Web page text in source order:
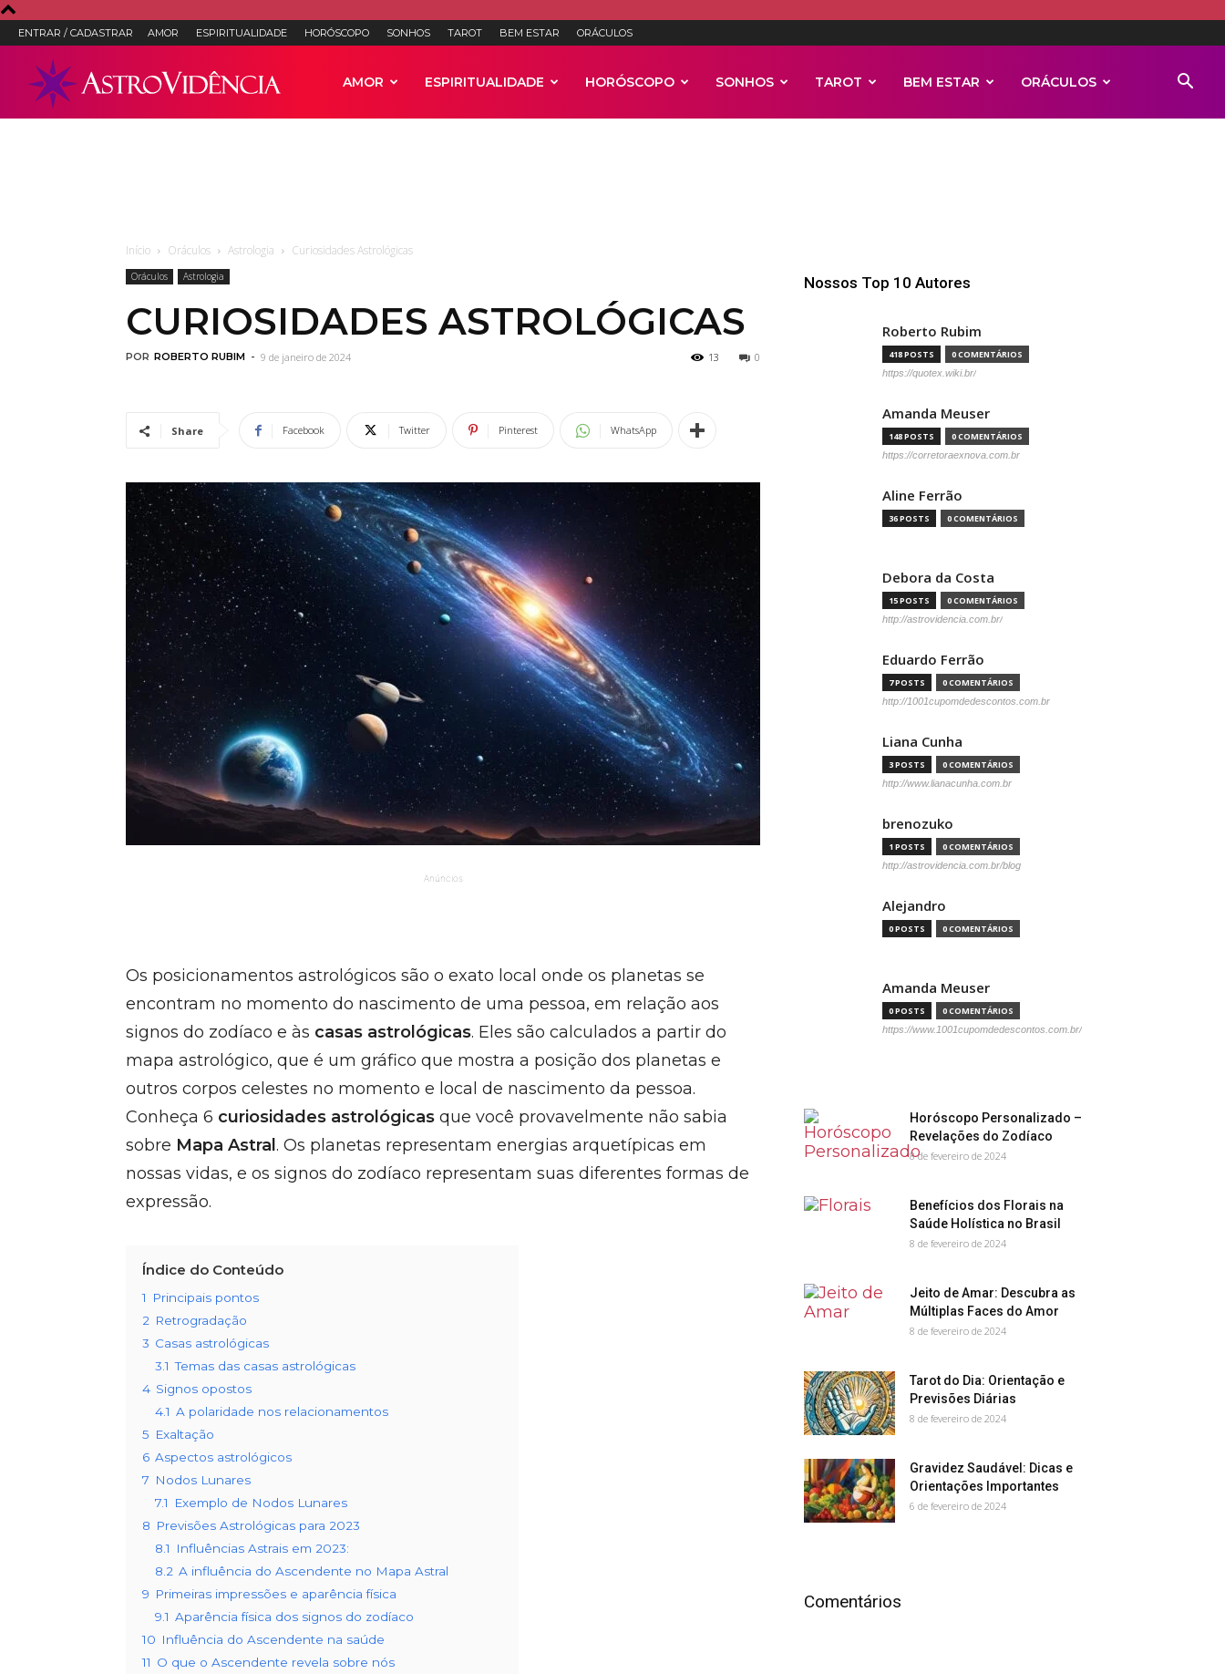
ENTRAR / CADASTRAR AMOR ESPIRITUALIDADE HORÓSCOPO SONHOS TAROT BEM ESTAR ORÁCULOS
AMOR ESPIRITUALIDADE HORÓSCOPO SONHOS TAROT BEM ESTAR ORÁCULOS
Início Oráculos Astrologia Curiosidades Astrológicas
Oráculos Astrologia
CURIOSIDADES ASTROLÓGICAS
POR ROBERTO RUBIM - 9 de janeiro de 2024 0
13
Share Facebook Twitter Pinterest WhatsApp
Anúncios
Os posicionamentos astrológicos são o exato local onde os planetas se
encontram no momento do nascimento de uma pessoa, em relação aos
signos do zodíaco e às casas astrológicas. Eles são calculados a partir do
mapa astrológico, que é um gráfico que mostra a posição dos planetas e
outros corpos celestes no momento e local de nascimento da pessoa.
Conheça 6 curiosidades astrológicas que você provavelmente não sabia
sobre Mapa Astral . Os planetas representam energias arquetípicas em
nossas vidas, e os signos do zodíaco representam suas diferentes formas de
expressão.
Índice do Conteúdo
1
Principais pontos
2 Retrogradação
3 Casas astrológicas
3.1 Temas das casas astrológicas
4 Signos opostos
4.1 A polaridade nos relacionamentos
5 Exaltação
6 Aspectos astrológicos
7 Nodos Lunares
7.1
Exemplo de Nodos Lunares
8 Previsões Astrológicas para 2023
8.1
Influências Astrais em 2023:
8.2 A influência do Ascendente no Mapa Astral
9 Primeiras impressões e aparência física
9.1 Aparência física dos signos do zodíaco
10 Influência do Ascendente na saúde
11 O que o Ascendente revela sobre nós
Nossos Top 10 Autores
Roberto Rubim
418 POSTS 0 COMENTÁRIOS
https://quotex.wiki.br/
Amanda Meuser
148 POSTS 0 COMENTÁRIOS
https://corretoraexnova.com.br
Aline Ferrão
36 POSTS 0 COMENTÁRIOS
Debora da Costa
15 POSTS 0 COMENTÁRIOS
http://astrovidencia.com.br/
Eduardo Ferrão
7 POSTS 0 COMENTÁRIOS
http://1001cupomdedescontos.com.br
Liana Cunha
3 POSTS 0 COMENTÁRIOS
http://www.lianacunha.com.br
brenozuko
1 POSTS 0 COMENTÁRIOS
http://astrovidencia.com.br/blog
Alejandro
0 POSTS 0 COMENTÁRIOS
Amanda Meuser
0 POSTS 0 COMENTÁRIOS
https://www.1001cupomdedescontos.com.br/
Horóscopo Personalizado –
Revelações do Zodíaco
8 de fevereiro de 2024
Benefícios dos Florais na
Saúde Holística no Brasil
8 de fevereiro de 2024
Jeito de Amar: Descubra as
Múltiplas Faces do Amor
8 de fevereiro de 2024
Tarot do Dia: Orientação e
Previsões Diárias
8 de fevereiro de 2024
Gravidez Saudável: Dicas e
Orientações Importantes
6 de fevereiro de 2024
Comentários